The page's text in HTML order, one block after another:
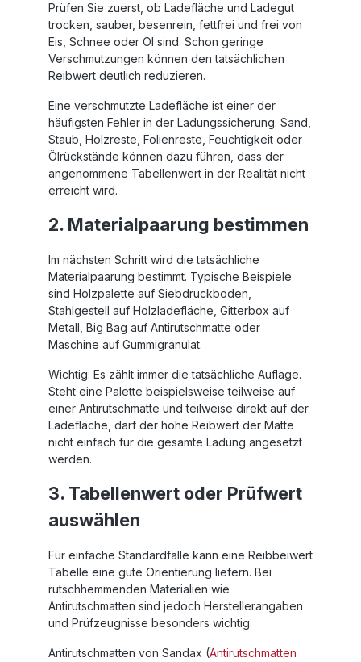
Prüfen Sie zuerst, ob Ladefläche und Ladegut
trocken, sauber, besenrein, fettfrei und frei von
Eis, Schnee oder Öl sind. Schon geringe
Verschmutzungen können den tatsächlichen
Reibwert deutlich reduzieren.
Eine verschmutzte Ladefläche ist einer der
häufigsten Fehler in der Ladungssicherung. Sand,
Staub, Holzreste, Folienreste, Feuchtigkeit oder
Ölrückstände können dazu führen, dass der
angenommene Tabellenwert in der Realität nicht
erreicht wird.
2. Materialpaarung bestimmen
Im nächsten Schritt wird die tatsächliche
Materialpaarung bestimmt. Typische Beispiele
sind Holzpalette auf Siebdruckboden,
Stahlgestell auf Holzladefläche, Gitterbox auf
Metall, Big Bag auf Antirutschmatte oder
Maschine auf Gummigranulat.
Wichtig: Es zählt immer die tatsächliche Auflage.
Steht eine Palette beispielsweise teilweise auf
einer Antirutschmatte und teilweise direkt auf der
Ladefläche, darf der hohe Reibwert der Matte
nicht einfach für die gesamte Ladung angesetzt
werden.
3. Tabellenwert oder Prüfwert
auswählen
Für einfache Standardfälle kann eine Reibbeiwert
Tabelle eine gute Orientierung liefern. Bei
rutschhemmenden Materialien wie
Antirutschmatten sind jedoch Herstellerangaben
und Prüfzeugnisse besonders wichtig.
Antirutschmatten von Sandax (Antirutschmatten